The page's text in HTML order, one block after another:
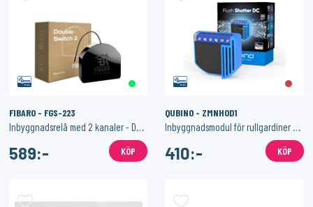
FIBARO - FGS-223
Inbyggnadsrelä med 2 kanaler - Double Switch 2 (2x1,15kW)
589:- KÖP
QUBINO - ZMNHOD1
Inbyggnadsmodul för rullgardiner - Flush Shutter DC
410:- KÖP